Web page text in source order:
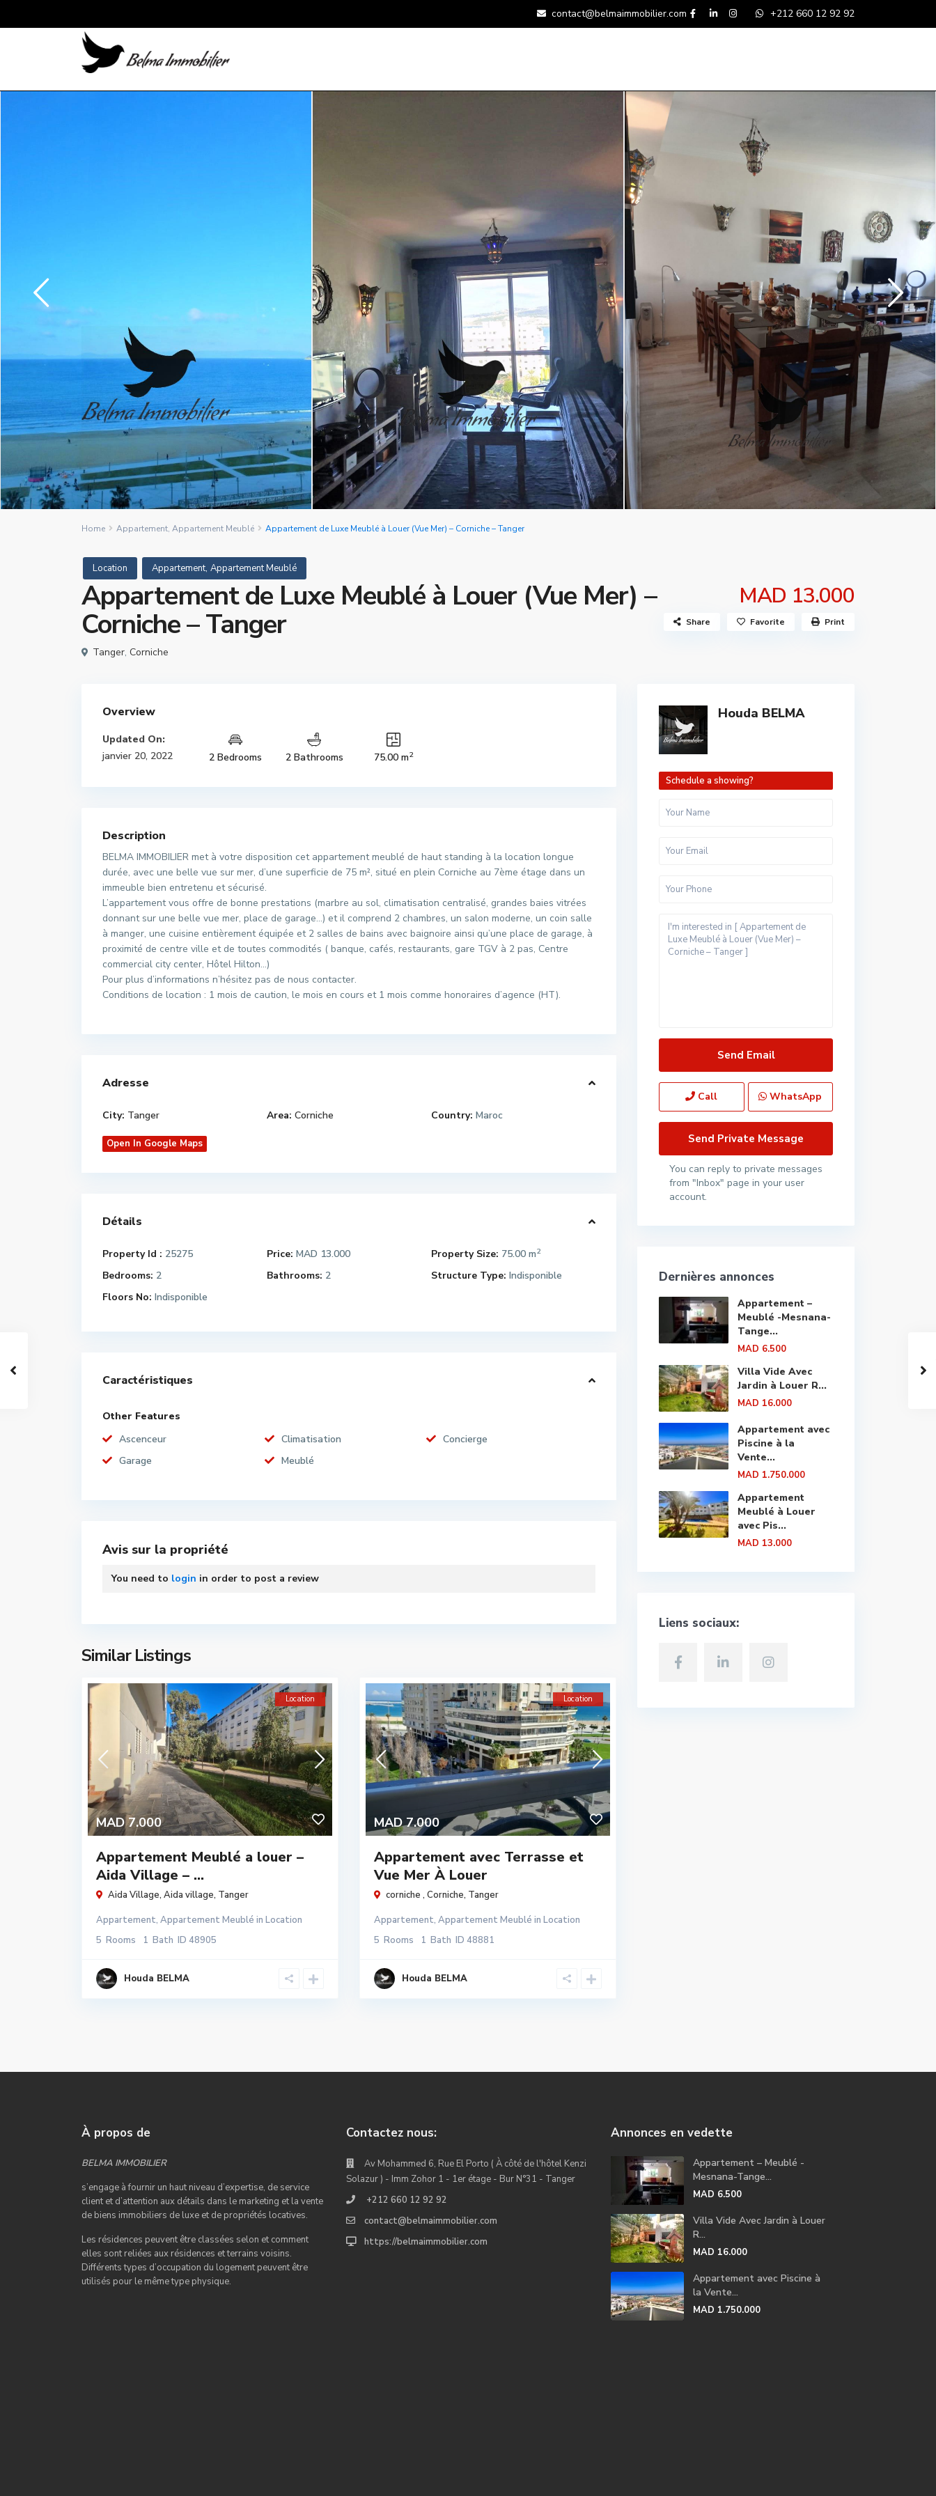
contact@belmaimmobilier.com +212 660 12 92 92
Home Appartement, Appartement Meublé Appartement de Luxe Meublé à Louer (Vue Mer) – Corniche – Tanger
Location Appartement, Appartement Meublé
Appartement de Luxe Meublé à Louer (Vue Mer) –
Corniche – Tanger
MAD 13.000
Tanger, Corniche
Share Favorite Print
Overview
Updated On:
janvier 20, 2022
2 Bedrooms 2 Bathrooms 75.00 m2
Description
BELMA IMMOBILIER met à votre disposition cet appartement meublé de haut standing à la location longue
durée, avec une belle vue sur mer, d’une superficie de 75 m², situé en plein Corniche au 7ème étage dans un
immeuble bien entretenu et sécurisé.
L’appartement vous offre de bonne prestations (marbre au sol, climatisation centralisé, grandes baies vitrées
donnant sur une belle vue mer, place de garage…) et il comprend 2 chambres, un salon moderne, un coin salle
à manger, une cuisine entièrement équipée et 2 salles de bains avec baignoire ainsi qu’une place de garage, à
proximité de centre ville et de toutes commodités ( banque, cafés, restaurants, gare TGV à 2 pas, Centre
commercial city center, Hôtel Hilton…)
Pour plus d’informations n’hésitez pas de nous contacter.
Conditions de location : 1 mois de caution, le mois en cours et 1 mois comme honoraires d’agence (HT).
Adresse
City: Tanger Area: Corniche Country: Maroc
Open In Google Maps
Détails
Property Id : 25275 Price: MAD 13.000 Property Size: 75.00 m2
Bedrooms: 2 Bathrooms: 2 Structure Type: Indisponible
Floors No: Indisponible
Caractéristiques
Other Features
Ascenceur
Climatisation
Concierge
Garage
Meublé
Avis sur la propriété
You need to login in order to post a review
Similar Listings
MAD 7.000
Location
Appartement Meublé a louer –
Aida Village – ...
Aida Village, Aida village, Tanger
Appartement, Appartement Meublé in Location
5 Rooms 1 Bath ID 48905
Houda BELMA
MAD 7.000
Location
Appartement avec Terrasse et
Vue Mer À Louer
corniche , Corniche, Tanger
Appartement, Appartement Meublé in Location
5 Rooms 1 Bath ID 48881
Houda BELMA
Houda BELMA
Schedule a showing?
Call WhatsApp
You can reply to private messages
from "Inbox" page in your user
account.
Dernières annonces
Appartement –
Meublé -Mesnana-
Tange...
MAD 6.500
Villa Vide Avec
Jardin à Louer R...
MAD 16.000
Appartement avec
Piscine à la
Vente...
MAD 1.750.000
Appartement
Meublé à Louer
avec Pis...
MAD 13.000
Liens sociaux:
À propos de
BELMA IMMOBILIER
s’engage à fournir un haut niveau d’expertise, de service
client et d’attention aux détails dans le marketing et la vente
de biens immobiliers de luxe et de propriétés locatives.
Les résidences peuvent être classées selon et comment
elles sont reliées aux résidences et terrains voisins.
Différents types d’occupation du logement peuvent être
utilisés pour le même type physique.
Contactez nous:
Av Mohammed 6, Rue El Porto ( À côté de l'hôtel Kenzi
Solazur ) - Imm Zohor 1 - 1er étage - Bur N°31 - Tanger
+212 660 12 92 92
contact@belmaimmobilier.com
https://belmaimmobilier.com
Annonces en vedette
Appartement – Meublé -
Mesnana-Tange...
MAD 6.500
Villa Vide Avec Jardin à Louer
R...
MAD 16.000
Appartement avec Piscine à
la Vente...
MAD 1.750.000